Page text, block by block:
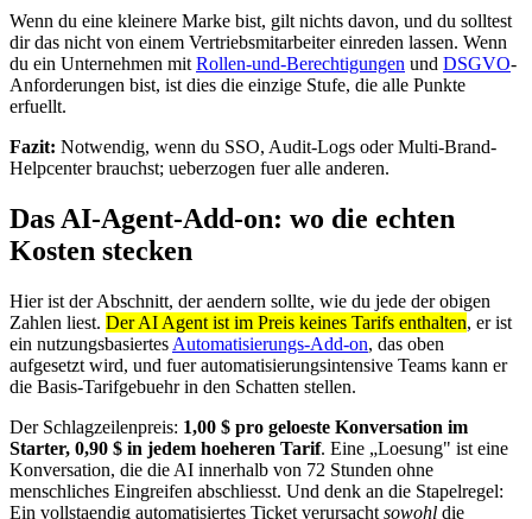
Wenn du eine kleinere Marke bist, gilt nichts davon, und du solltest
dir das nicht von einem Vertriebsmitarbeiter einreden lassen. Wenn
du ein Unternehmen mit Rollen-und-Berechtigungen und DSGVO-
Anforderungen bist, ist dies die einzige Stufe, die alle Punkte
erfuellt.
Fazit: Notwendig, wenn du SSO, Audit-Logs oder Multi-Brand-
Helpcenter brauchst; ueberzogen fuer alle anderen.
Das AI-Agent-Add-on: wo die echten
Kosten stecken
Hier ist der Abschnitt, der aendern sollte, wie du jede der obigen
Zahlen liest. Der AI Agent ist im Preis keines Tarifs enthalten, er ist
ein nutzungsbasiertes Automatisierungs-Add-on, das oben
aufgesetzt wird, und fuer automatisierungsintensive Teams kann er
die Basis-Tarifgebuehr in den Schatten stellen.
Der Schlagzeilenpreis: 1,00 $ pro geloeste Konversation im
Starter, 0,90 $ in jedem hoeheren Tarif. Eine „Loesung" ist eine
Konversation, die die AI innerhalb von 72 Stunden ohne
menschliches Eingreifen abschliesst. Und denk an die Stapelregel:
Ein vollstaendig automatisiertes Ticket verursacht sowohl die